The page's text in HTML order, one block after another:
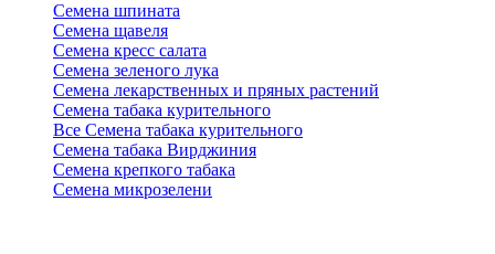
Семена шпината
Семена щавеля
Семена кресс салата
Семена зеленого лука
Семена лекарственных и пряных растений
Семена табака курительного
Все Семена табака курительного
Семена табака Вирджиния
Семена крепкого табака
Семена микрозелени